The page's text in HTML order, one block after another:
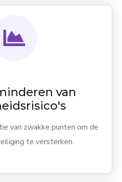
van
van zwakke punten om de
te versterken.